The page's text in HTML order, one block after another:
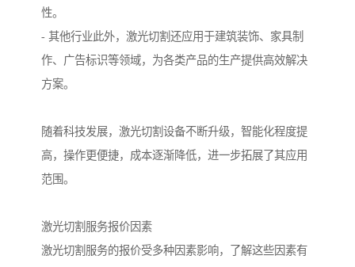
性。
- 其他行业此外，激光切割还应用于建筑装饰、家具制
作、广告标识等领域，为各类产品的生产提供高效解决
方案。
随着科技发展，激光切割设备不断升级，智能化程度提
高，操作更便捷，成本逐渐降低，进一步拓展了其应用
范围。
激光切割服务报价因素
激光切割服务的报价受多种因素影响，了解这些因素有